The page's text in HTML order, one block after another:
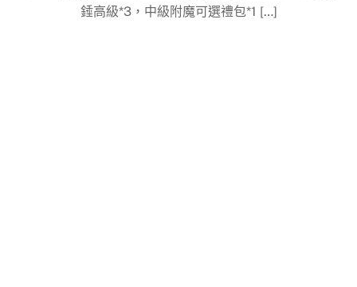
錘高級*3，中級附魔可選禮包*1 […]